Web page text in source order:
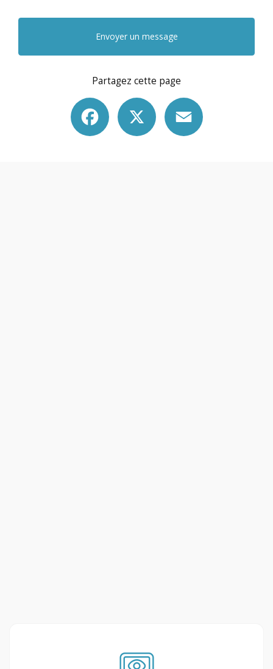
Envoyer un message
Partagez cette page
Facebook